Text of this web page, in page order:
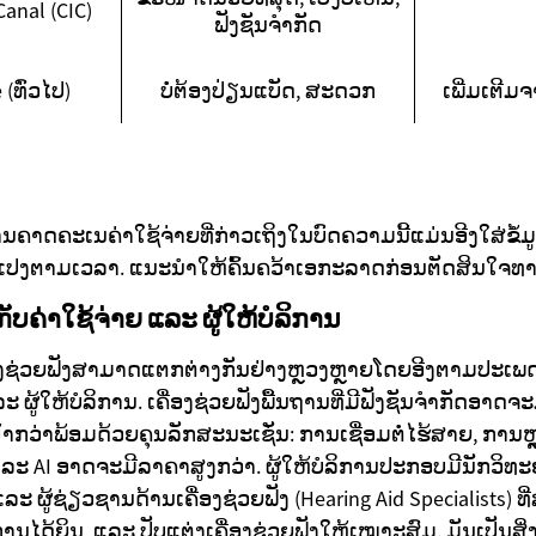
(CIC)
ຟັງຊັນຈຳກັດ
(ທົ່ວໄປ) ບໍ່ຕ້ອງປ່ຽນແບັດ, ສະດວກ ເພີ່ມເຕີມ
ນຄາດຄະເນຄ່າໃຊ້ຈ່າຍທີ່ກ່າວເຖິງໃນບົດຄວາມນີ້ແມ່ນອີງໃສ່
ງຕາມເວລາ. ແນະນຳໃຫ້ຄົ້ນຄວ້າເອກະລາດກ່ອນຕັດສິນໃຈທ
ຄ່າໃຊ້ຈ່າຍ ແລະ ຜູ້ໃຫ້ບໍລິການ
ຊ່ວຍຟັງສາມາດແຕກຕ່າງກັນຢ່າງຫຼວງຫຼາຍໂດຍອີງຕາມປະເ
ະ ຜູ້ໃຫ້ບໍລິການ. ເຄື່ອງຊ່ວຍຟັງພື້ນຖານທີ່ມີຟັງຊັນຈຳກັດອາດຈ
ວ່າພ້ອມດ້ວຍຄຸນລັກສະນະເຊັ່ນ: ການເຊື່ອມຕໍ່ໄຮ້ສາຍ, ກາ
ະ AI ອາດຈະມີລາຄາສູງກວ່າ. ຜູ້ໃຫ້ບໍລິການປະກອບມີນັກວິທ
ລະ ຜູ້ຊ່ຽວຊານດ້ານເຄື່ອງຊ່ວຍຟັງ (Hearing Aid Specialists)